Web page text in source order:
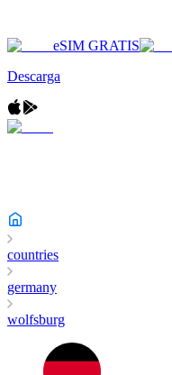
eSIM GRATIS
Descarga
countries
germany
wolfsburg